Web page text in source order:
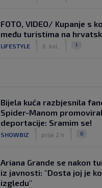
FOTO, VIDEO/ Kupanje s
među turistima na
LIFESTYLE 6. kol. 1
Bijela kuća razbjesnila
Spider-Manom
deportacije: Sramim se!
SHOWBIZ prije 2 h 0
Ariana Grande se nakon
iz javnosti: "Dosta joj je
izgledu"